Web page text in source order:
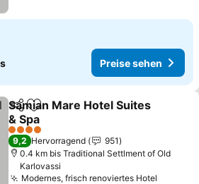
Preise sehen
TeilenZu Favoriten hinzufügen
Samian Mare Hotel Suites
& Spa
4 Sterne
9,2 Hervorragend
951
0.4 km bis Traditional Settlment of Old
Karlovassi
Modernes, frisch renoviertes Hotel